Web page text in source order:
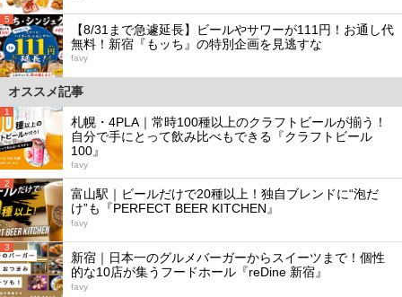
5
【8/31まで急遽延長】ビールやサワーが111円！お通し代
無料！新宿『もッち』の特別企画を見逃すな
favy
オススメ記事
1
札幌・4PLA｜常時100種以上のクラフトビールが揃う！
自分で手にとって飲み比べもできる『クラフトビール
100』
favy
2
富山駅｜ビールだけで20種以上！独自ブレンドに“泡だ
け”も『PERFECT BEER KITCHEN』
favy
3
新宿｜日本一のグルメバーガーからスイーツまで！個性
的な10店が集うフードホール『reDine 新宿』
favy